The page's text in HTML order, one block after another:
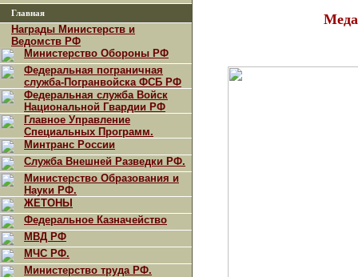
Главная
Награды Министерств и
Ведомств РФ
Министерство Обороны РФ
Федеральная пограничная
служба-Погранвойска ФСБ РФ
Федеральная служба Войск
Национальной Гвардии РФ
Главное Управление
Специальных Программ.
Минтранс России
Служба Внешней Разведки РФ.
Министерство Образования и
Науки РФ.
ЖЕТОНЫ
Федеральное Казначейство
МВД РФ
МЧС РФ.
Министерство труда РФ.